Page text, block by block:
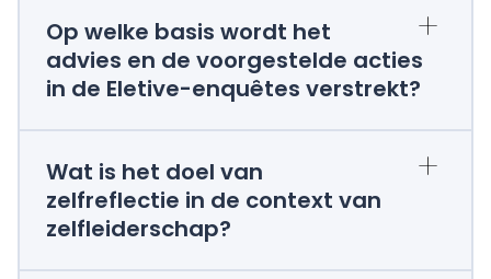
+
Op welke basis wordt het
advies en de voorgestelde acties
in de Eletive-enquêtes verstrekt?
+
Wat is het doel van
zelfreflectie in de context van
zelfleiderschap?